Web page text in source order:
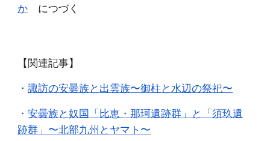
か につづく
【関連記事】
・諏訪の安曇族と出雲族〜御柱と水辺の祭祀〜
・安曇族と奴国「比恵・那珂遺跡群」と「須玖遺
跡群」〜北部九州とヤマト〜